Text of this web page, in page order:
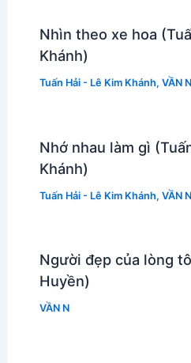
Nhìn theo xe hoa
Khánh)
Tuấn Hải - Lê Kim Khánh, VẦN N
Nhớ nhau làm gì
Khánh)
Tuấn Hải - Lê Kim Khánh, VẦN N
Người đẹp của lòng
Huyền)
VẦN N